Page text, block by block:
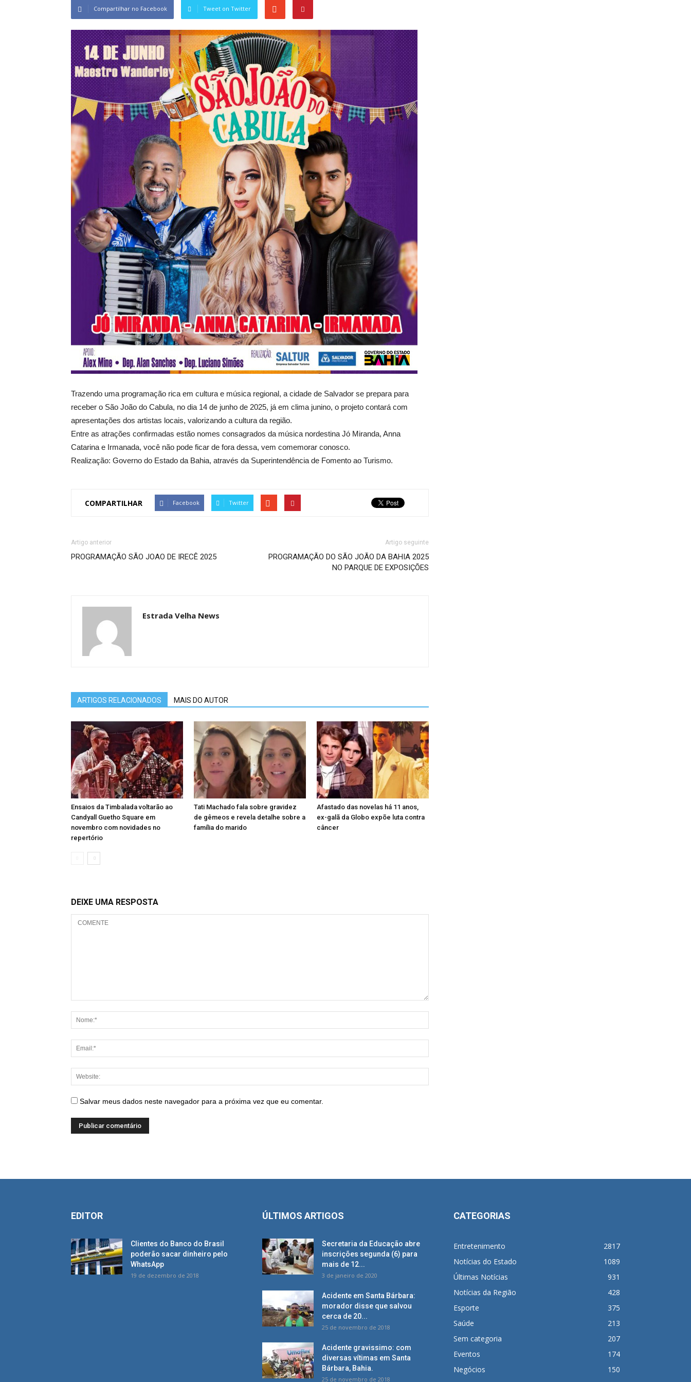
Compartilhar no Facebook Tweet on Twitter
Trazendo uma programação rica em cultura e música regional, a cidade de Salvador se prepara para
receber o São João do Cabula, no dia 14 de junho de 2025, já em clima junino, o projeto contará com
apresentações dos artistas locais, valorizando a cultura da região.
Entre as atrações confirmadas estão nomes consagrados da música nordestina Jó Miranda, Anna
Catarina e Irmanada, você não pode ficar de fora dessa, vem comemorar conosco.
Realização: Governo do Estado da Bahia, através da Superintendência de Fomento ao Turismo.
COMPARTILHAR Facebook Twitter
Artigo anterior
PROGRAMAÇÃO SÃO JOAO DE IRECÊ 2025
Artigo seguinte
PROGRAMAÇÃO DO SÃO JOÃO DA BAHIA 2025
NO PARQUE DE EXPOSIÇÕES
Estrada Velha News
ARTIGOS RELACIONADOS MAIS DO AUTOR
Ensaios da Timbalada voltarão ao
Candyall Guetho Square em
novembro com novidades no
repertório
Tati Machado fala sobre gravidez
de gêmeos e revela detalhe sobre a
família do marido
Afastado das novelas há 11 anos,
ex-galã da Globo expõe luta contra
câncer
DEIXE UMA RESPOSTA
Salvar meus dados neste navegador para a próxima vez que eu comentar.
EDITOR
Clientes do Banco do Brasil
poderão sacar dinheiro pelo
WhatsApp
19 de dezembro de 2018
ÚLTIMOS ARTIGOS
Secretaria da Educação abre
inscrições segunda (6) para
mais de 12...
3 de janeiro de 2020
Acidente em Santa Bárbara:
morador disse que salvou
cerca de 20...
25 de novembro de 2018
Acidente gravissimo: com
diversas vítimas em Santa
Bárbara, Bahia.
25 de novembro de 2018
CATEGORIAS
Entretenimento
2817
Notícias do Estado
1089
Últimas Notícias
931
Notícias da Região
428
Esporte
375
Saúde
213
Sem categoria
207
Eventos
174
Negócios
150